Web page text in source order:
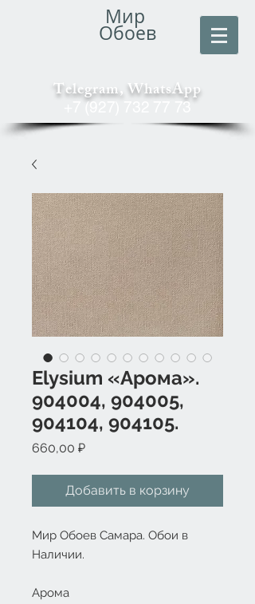
Мир
Обоев
Telegram, WhatsApp
+7 (927) 732 77 73
Elysium «Арома».
904004, 904005,
904104, 904105.
660,00 ₽Цена
Добавить в корзину
Мир Обоев Самара. Обои в
Наличии.
Арома